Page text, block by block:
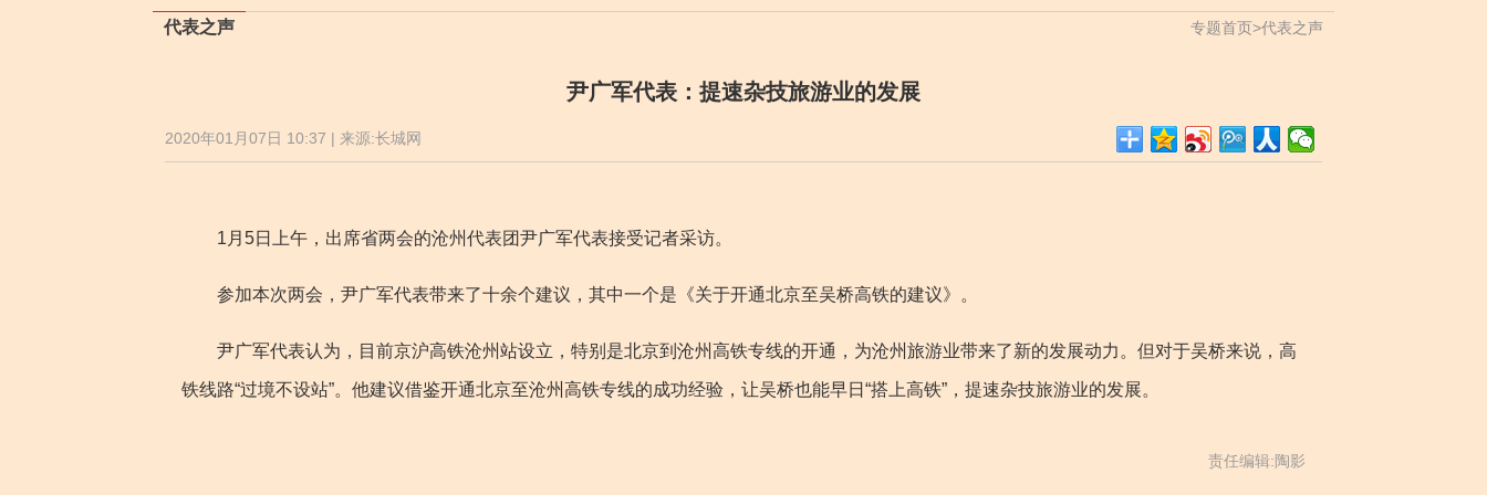
代表之声 专题首页>代表之声
尹广军代表：提速杂技旅游业的发展
2020年01月07日 10:37 | 来源:长城网
1月5日上午，出席省两会的沧州代表团尹广军代表接受记者采访。
参加本次两会，尹广军代表带来了十余个建议，其中一个是《关于开通北京至吴桥高铁的建议》。
尹广军代表认为，目前京沪高铁沧州站设立，特别是北京到沧州高铁专线的开通，为沧州旅游业带来了新的发展动力。但对于吴桥来说，高
铁线路“过境不设站”。他建议借鉴开通北京至沧州高铁专线的成功经验，让吴桥也能早日“搭上高铁”，提速杂技旅游业的发展。
责任编辑:陶影